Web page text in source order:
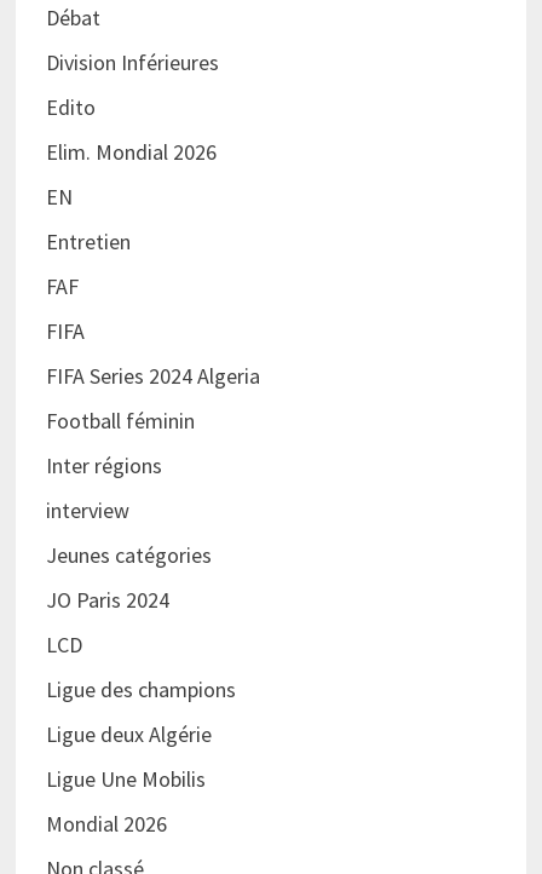
Débat
Division Inférieures
Edito
Elim. Mondial 2026
EN
Entretien
FAF
FIFA
FIFA Series 2024 Algeria
Football féminin
Inter régions
interview
Jeunes catégories
JO Paris 2024
LCD
Ligue des champions
Ligue deux Algérie
Ligue Une Mobilis
Mondial 2026